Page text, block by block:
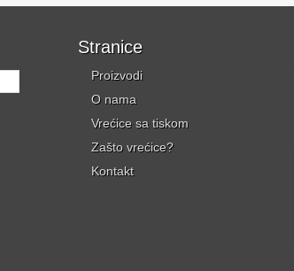
Stranice
Proizvodi
O nama
Vrećice sa tiskom
Zašto vrećice?
Kontakt